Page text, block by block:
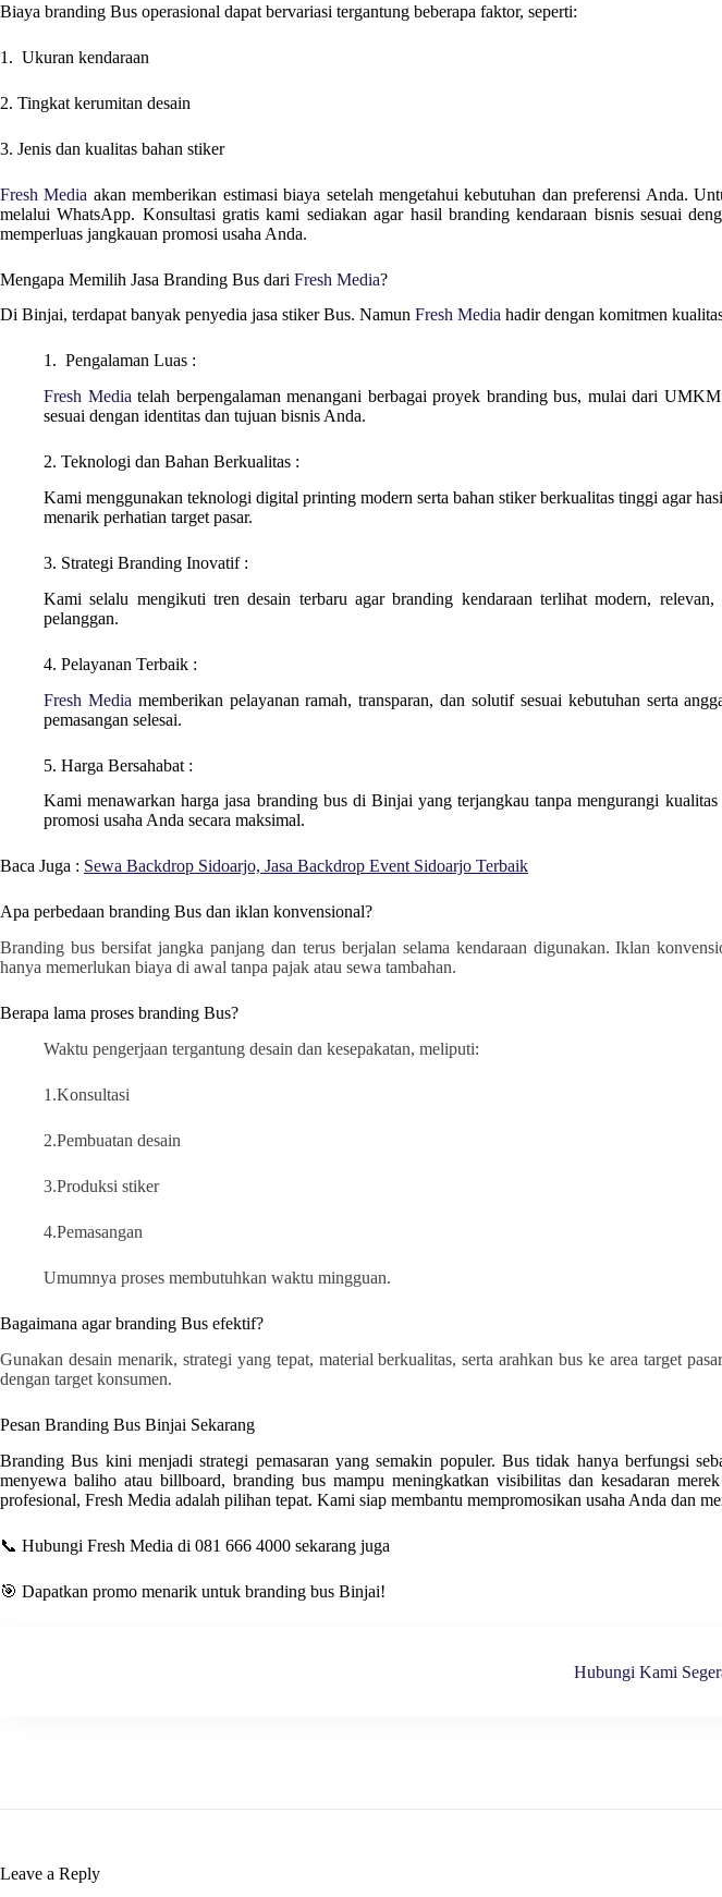
Biaya branding Bus operasional dapat bervariasi tergantung beberapa faktor, seperti:
1. Ukuran kendaraan
2. Tingkat kerumitan desain
3. Jenis dan kualitas bahan stiker
Fresh Media akan memberikan estimasi biaya setelah mengetahui kebutuhan dan preferensi Anda.
melalui WhatsApp. Konsultasi gratis kami sediakan agar hasil branding kendaraan bisnis sesuai
memperluas jangkauan promosi usaha Anda.
Mengapa Memilih Jasa Branding Bus dari Fresh Media?
Di Binjai, terdapat banyak penyedia jasa stiker Bus. Namun Fresh Media hadir dengan komitmen
1. Pengalaman Luas :
Fresh Media telah berpengalaman menangani berbagai proyek branding bus, mulai dari
sesuai dengan identitas dan tujuan bisnis Anda.
2. Teknologi dan Bahan Berkualitas :
Kami menggunakan teknologi digital printing modern serta bahan stiker berkualitas tinggi agar
menarik perhatian target pasar.
3. Strategi Branding Inovatif :
Kami selalu mengikuti tren desain terbaru agar branding kendaraan terlihat modern,
pelanggan.
4. Pelayanan Terbaik :
Fresh Media memberikan pelayanan ramah, transparan, dan solutif sesuai kebutuhan serta
pemasangan selesai.
5. Harga Bersahabat :
Kami menawarkan harga jasa branding bus di Binjaiyang terjangkau tanpa mengurangi
promosi usaha Anda secara maksimal.
Baca Juga : Sewa Backdrop Sidoarjo, Jasa Backdrop Event Sidoarjo Terbaik
Apa perbedaan branding Bus dan iklan konvensional?
Branding bus bersifat jangka panjang dan terus berjalan selama kendaraan digunakan. Iklan
hanya memerlukan biaya di awal tanpa pajak atau sewa tambahan.
Berapa lama proses branding Bus?
Waktu pengerjaan tergantung desain dan kesepakatan, meliputi:
1.Konsultasi
2.Pembuatan desain
3.Produksi stiker
4.Pemasangan
Umumnya proses membutuhkan waktu mingguan.
Bagaimana agar branding Bus efektif?
Gunakan desain menarik, strategi yang tepat, material berkualitas, serta arahkan bus ke area target
dengan target konsumen.
Pesan Branding Bus Binjai Sekarang
Branding Bus kini menjadi strategi pemasaran yang semakin populer. Bus tidak hanya berfungsi
menyewa baliho atau billboard, branding bus mampu meningkatkan visibilitas dan kesadaran
profesional, Fresh Media adalah pilihan tepat. Kami siap membantu mempromosikan usaha Anda dan
📞 Hubungi Fresh Media di 081 666 4000 sekarang juga
🎯 Dapatkan promo menarik untuk branding bus Binjai!
Hubungi Kami
Leave a Reply